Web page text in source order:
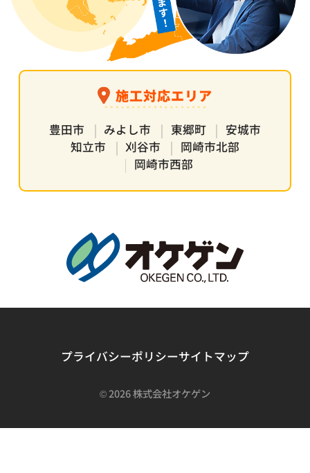
施工対応エリア
豊田市 みよし市 東郷町
安城市
知立市
刈谷市
岡崎市北部
岡崎市西部
プライバシーポリシーサイトマップ
©2026 株式会社オケゲン